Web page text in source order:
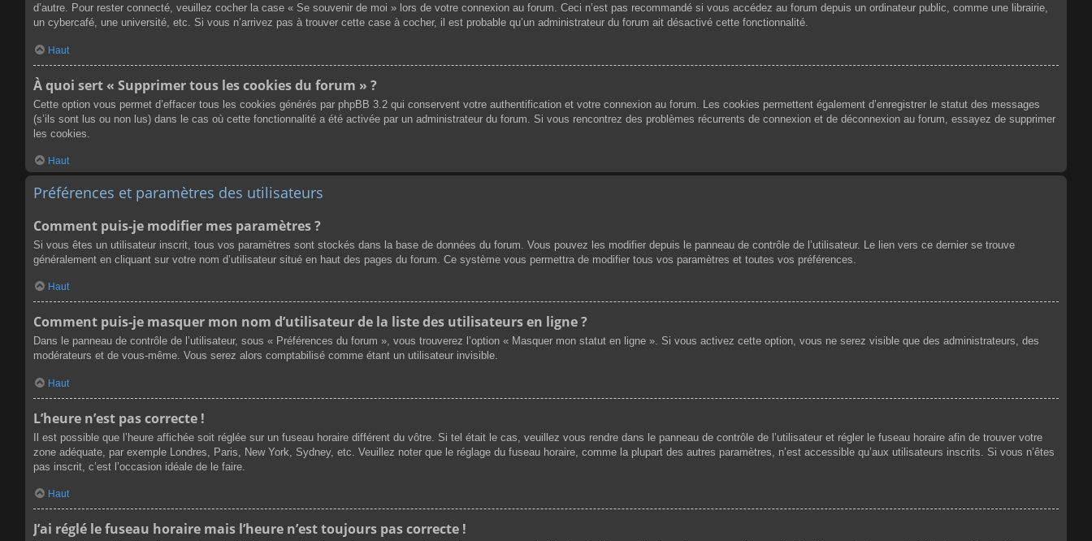
d’autre. Pour rester connecté, veuillez cocher la case « Se souvenir de moi » lors de votre connexion au forum. Ceci n’est pas recommandé si vous accédez au forum depuis un ordinateur public, comme une librairie,
un cybercafé, une université, etc. Si vous n’arrivez pas à trouver cette case à cocher, il est probable qu’un administrateur du forum ait désactivé cette fonctionnalité.
Haut
À quoi sert « Supprimer tous les cookies du forum » ?
Cette option vous permet d’effacer tous les cookies générés par phpBB 3.2 qui conservent votre authentification et votre connexion au forum. Les cookies permettent également d’enregistrer le statut des messages
(s’ils sont lus ou non lus) dans le cas où cette fonctionnalité a été activée par un administrateur du forum. Si vous rencontrez des problèmes récurrents de connexion et de déconnexion au forum, essayez de supprimer
les cookies.
Haut
Préférences et paramètres des utilisateurs
Comment puis-je modifier mes paramètres ?
Si vous êtes un utilisateur inscrit, tous vos paramètres sont stockés dans la base de données du forum. Vous pouvez les modifier depuis le panneau de contrôle de l’utilisateur. Le lien vers ce dernier se trouve
généralement en cliquant sur votre nom d’utilisateur situé en haut des pages du forum. Ce système vous permettra de modifier tous vos paramètres et toutes vos préférences.
Haut
Comment puis-je masquer mon nom d’utilisateur de la liste des utilisateurs en ligne ?
Dans le panneau de contrôle de l’utilisateur, sous « Préférences du forum », vous trouverez l’option « Masquer mon statut en ligne ». Si vous activez cette option, vous ne serez visible que des administrateurs, des
modérateurs et de vous-même. Vous serez alors comptabilisé comme étant un utilisateur invisible.
Haut
L’heure n’est pas correcte !
Il est possible que l’heure affichée soit réglée sur un fuseau horaire différent du vôtre. Si tel était le cas, veuillez vous rendre dans le panneau de contrôle de l’utilisateur et régler le fuseau horaire afin de trouver votre
zone adéquate, par exemple Londres, Paris, New York, Sydney, etc. Veuillez noter que le réglage du fuseau horaire, comme la plupart des autres paramètres, n’est accessible qu’aux utilisateurs inscrits. Si vous n’êtes
pas inscrit, c’est l’occasion idéale de le faire.
Haut
J’ai réglé le fuseau horaire mais l’heure n’est toujours pas correcte !